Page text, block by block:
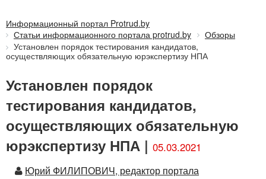
Информационный портал Protrud.by
Статьи информационного портала protrud.by
Обзоры
Установлен порядок тестирования кандидатов,
осуществляющих обязательную юрэкспертизу НПА
Установлен порядок
тестирования кандидатов,
осуществляющих обязательную
юрэкспертизу НПА | 05.03.2021
Автор
Юрий ФИЛИПОВИЧ, редактор портала